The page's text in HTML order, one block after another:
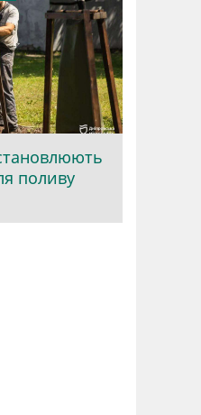
поливу